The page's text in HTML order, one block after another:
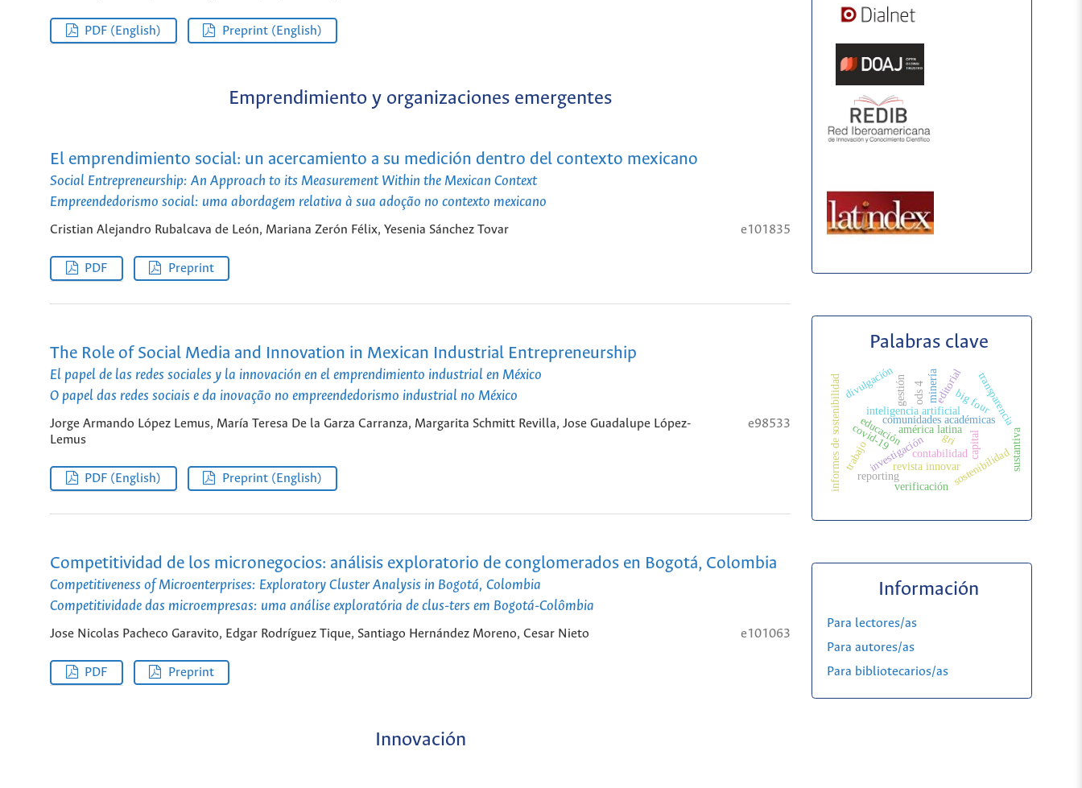
PDF (English) Preprint (English)
Emprendimiento y organizaciones emergentes
El emprendimiento social: un acercamiento a su medición dentro del contexto mexicano
Social Entrepreneurship: An Approach to its Measurement Within the Mexican Context
Empreendedorismo social: uma abordagem relativa à sua adoção no contexto mexicano
Cristian Alejandro Rubalcava de León, Mariana Zerón Félix, Yesenia Sánchez Tovar e101835
PDF Preprint
The Role of Social Media and Innovation in Mexican Industrial Entrepreneurship
El papel de las redes sociales y la innovación en el emprendimiento industrial en México
O papel das redes sociais e da inovação no empreendedorismo industrial no México
Jorge Armando López Lemus, María Teresa De la Garza Carranza, Margarita Schmitt Revilla, Jose Guadalupe López-
Lemus
e98533
PDF (English) Preprint (English)
Competitividad de los micronegocios: análisis exploratorio de conglomerados en Bogotá, Colombia
Competitiveness of Microenterprises: Exploratory Cluster Analysis in Bogotá, Colombia
Competitividade das microempresas: uma análise exploratória de clus-ters em Bogotá-Colômbia
Jose Nicolas Pacheco Garavito, Edgar Rodríguez Tique, Santiago Hernández Moreno, Cesar Nieto e101063
PDF Preprint
Innovación
Palabras clave
inteligencia artificial
educación
investigación
editorial
revista innovar
comunidades académicas
contabilidad
gestión
américa latina
reporting sostenibilidad
transparencia
minería
ods 4 big four
capital
covid-19
informes de sostenibilidad trabajo
divulgación
gri sustantiva
verificación
Información
Para lectores/as
Para autores/as
Para bibliotecarios/as